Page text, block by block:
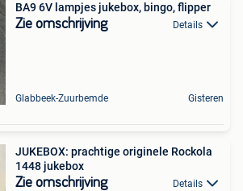
BA9 6V lampjes jukebox, bingo, flipper
Zie omschrijving Details
Glabbeek-Zuurbemde Gisteren
JUKEBOX: prachtige originele Rockola
1448 jukebox
Zie omschrijving Details